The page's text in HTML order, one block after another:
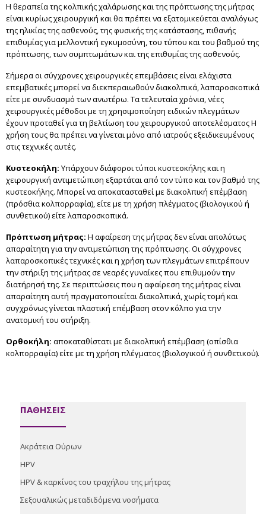
Η θεραπεία της κολπικής χαλάρωσης και της πρόπτωσης της μήτρας
είναι κυρίως χειρουργική και θα πρέπει να εξατομικεύεται αναλόγως
της ηλικίας της ασθενούς, της φυσικής της κατάστασης, πιθανής
επιθυμίας για μελλοντική εγκυμοσύνη, του τύπου και του βαθμού της
πρόπτωσης, των συμπτωμάτων και της επιθυμίας της ασθενούς.
Σήμερα οι σύγχρονες χειρουργικές επεμβάσεις είναι ελάχιστα
επεμβατικές μπορεί να διεκπεραιωθούν διακολπικά, λαπαροσκοπικά
είτε με συνδυασμό των ανωτέρω. Τα τελευταία χρόνια, νέες
χειρουργικές μέθοδοι με τη χρησιμοποίηση ειδικών πλεγμάτων
έχουν προταθεί για τη βελτίωση του χειρουργικού αποτελέσματος Η
χρήση τους θα πρέπει να γίνεται μόνο από ιατρούς εξειδικευμένους
στις τεχνικές αυτές.
Κυστεοκήλη: Υπάρχουν διάφοροι τύποι κυστεοκήλης και η
χειρουργική αντιμετώπιση εξαρτάται από τον τύπο και τον βαθμό της
κυστεοκήλης. Μπορεί να αποκατασταθεί με διακολπική επέμβαση
(πρόσθια κολπορραφία), είτε με τη χρήση πλέγματος (βιολογικού ή
συνθετικού) είτε λαπαροσκοπικά.
Πρόπτωση μήτρας: Η αφαίρεση της μήτρας δεν είναι απολύτως
απαραίτητη για την αντιμετώπιση της πρόπτωσης. Οι σύγχρονες
λαπαροσκοπικές τεχνικές και η χρήση των πλεγμάτων επιτρέπουν
την στήριξη της μήτρας σε νεαρές γυναίκες που επιθυμούν την
διατήρησή της. Σε περιπτώσεις που η αφαίρεση της μήτρας είναι
απαραίτητη αυτή πραγματοποιείται διακολπικά, χωρίς τομή και
συγχρόνως γίνεται πλαστική επέμβαση στον κόλπο για την
ανατομική του στήριξη.
Ορθοκήλη: αποκαταθίστατι με διακολπική επέμβαση (οπίσθια
κολπορραφία) είτε με τη χρήση πλέγματος (βιολογικού ή συνθετικού).
ΠΑΘΗΣΕΙΣ
Ακράτεια Ούρων
HPV
HPV & καρκίνος του τραχήλου της μήτρας
Σεξουαλικώς μεταδιδόμενα νοσήματα